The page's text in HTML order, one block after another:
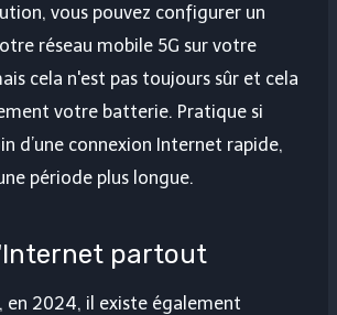
vous pouvez configurer un
réseau mobile 5G sur votre
cela n'est pas toujours sûr et cela
votre batterie. Pratique si
d’une connexion Internet rapide,
période plus longue.
partout
en 2024, il existe également